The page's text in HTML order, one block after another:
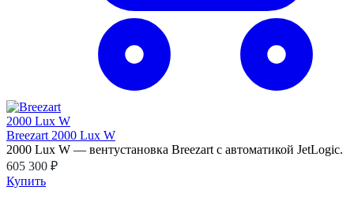
Breezart 2000 Lux W
2000 Lux W — вентустановка Breezart с автоматикой JetLogic.
605 300 ₽
Купить